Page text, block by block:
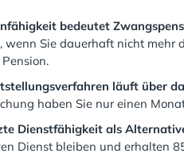
bedeutet
wenn Sie dauerhaft nicht mehr
läuft über
haben Sie nur einen
Dienstfähigkeit als
Dienst bleiben und erhalten